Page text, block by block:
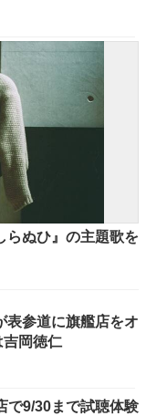
らぬひ』の主題歌を
表参道に旗艦店をオ
岡徳仁
で9/30まで試聴体験